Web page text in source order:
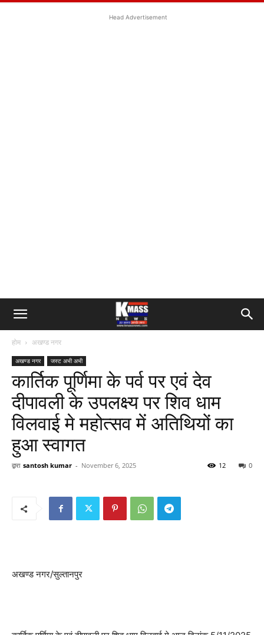
Head Advertisement
होम अखण्ड नगर
अखण्ड नगर जस्ट अभी अभी
कार्तिक पूर्णिमा के पर्व पर एवं देव
दीपावली के उपलक्ष्य पर शिव धाम
विलवाई मे महोत्सव में अतिथियों का
हुआ स्वागत
द्वारा santosh kumar - November 6, 2025 0
12
अखण्ड नगर/सुल्तानपुर